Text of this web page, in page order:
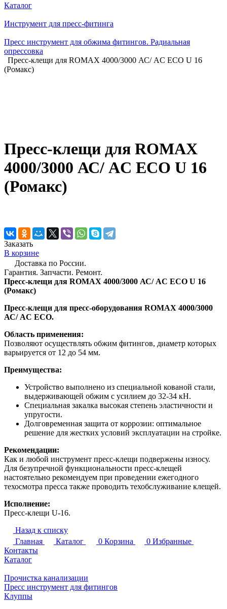
Каталог
Инструмент для пресс-фитинга
Пресс инструмент для обжима фитингов. Радиальная
опрессовка
Пресс-клещи для ROMAX 4000/3000 АС/ AC ECO U 16
(Ромакс)
Пресс-клещи для ROMAX
4000/3000 АС/ AC ECO U 16
(Ромакс)
Заказать
В корзине
Доставка по России.
Гарантия. Запчасти. Ремонт.
Пресс-клещи для ROMAX 4000/3000 АС/ AC ECO U 16
(Ромакс)
Пресс-клещи для пресс-оборудования ROMAX 4000/3000
АС/ AC ECO.
Область применения:
Позволяют осуществлять обжим фитингов, диаметр которых
варьируется от 12 до 54 мм.
Преимущества:
Устройство выполнено из специальной кованой стали,
выдерживающей обжим с усилием до 32-34 кН.
Специальная закалка высокая степень эластичности и
упругости.
Долговременная защита от коррозии: оптимальное
решение для жестких условий эксплуатации на стройке.
Рекомендации:
Как и любой инструмент пресс-клещи подвержены износу.
Для безупречной функциональности пресс-клещей
настоятельно рекомендуем при проведении ежегодного
техосмотра пресса также проводить техобслуживание клещей.
Исполнение:
Пресс-клещи U-16.
Назад к списку
Главная
Каталог 0 Корзина 0 Избранные
Контакты
Каталог
Прочистка канализации
Пресс инструмент для фитингов
Клуппы